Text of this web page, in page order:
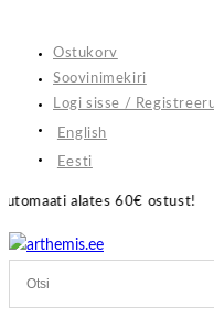
content
Ostukorv
Soovinimekiri
Logi sisse /
English
Eesti
ostust!